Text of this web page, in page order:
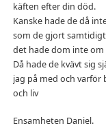
käften efter din död.
Kanske hade de då
som de gjort
det hade dom inte
Då hade de kvävt sig
jag på med och varför
och liv
Ensamheten Daniel.